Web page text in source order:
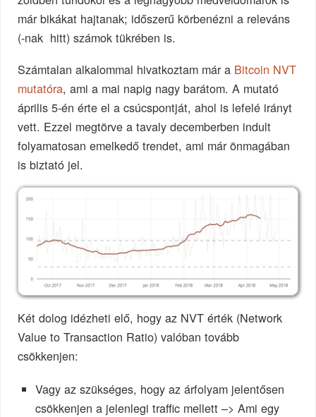
már bikákat hajtanak; időszerű körbenézni a releváns
(-nak hitt) számok tükrében is.
Számtalan alkalommal hivatkoztam már a Bitcoin NVT
mutatóra, ami a mai napig nagy barátom. A mutató
április 5-én érte el a csúcspontját, ahol is lefelé irányt
vett. Ezzel megtörve a tavaly decemberben indult
folyamatosan emelkedő trendet, ami már önmagában
is biztató jel.
Két dolog idézheti elő, hogy az NVT érték (Network
Value to Transaction Ratio) valóban tovább
csökkenjen:
Vagy az szükséges, hogy az árfolyam jelentősen
csökkenjen a jelenlegi traffic mellett –> Ami egy